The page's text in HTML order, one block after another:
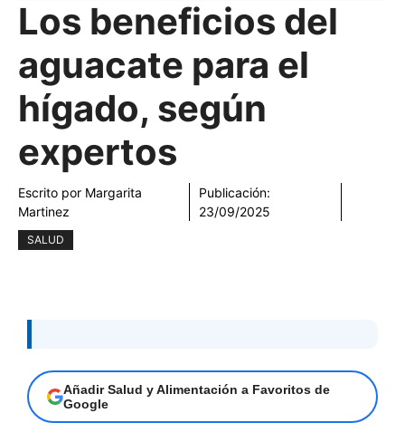
Los beneficios del
aguacate para el
hígado, según
expertos
Escrito por Margarita
Martinez
Publicación:
23/09/2025
SALUD
Añadir Salud y Alimentación a Favoritos de
Google